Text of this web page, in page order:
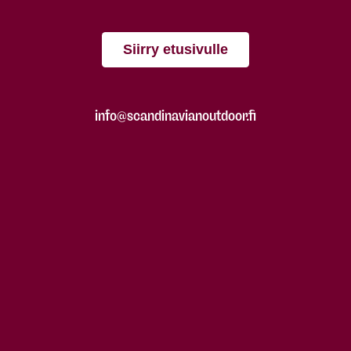
Siirry etusivulle
info@scandinavianoutdoor.fi